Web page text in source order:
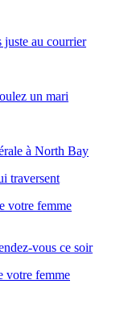
juste au courrier
un mari
à North Bay
traversent
votre femme
vous ce soir
votre femme